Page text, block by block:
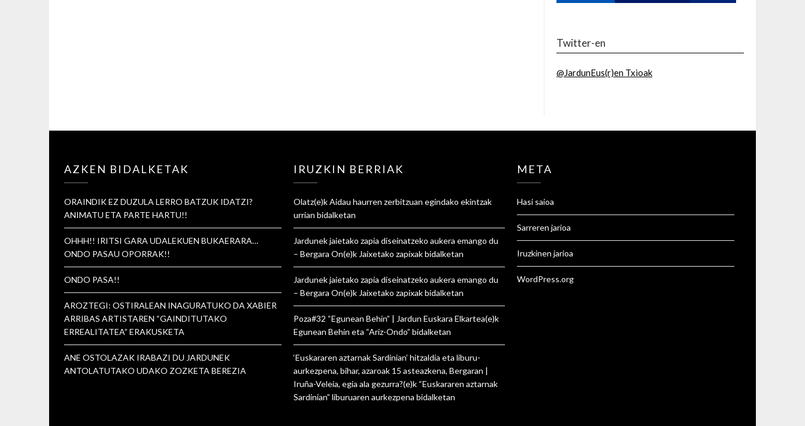
Twitter-en
@JardunEus(r)en Txioak
AZKEN BIDALKETAK
ORAINDIK EZ DUZULA LERRO BATZUK IDATZI?
ANIMATU ETA PARTE HARTU!!
OHHH!! IRITSI GARA UDALEKUEN BUKAERARA…
ONDO PASAU OPORRAK!!
ONDO PASA!!
AROZTEGI: OSTIRALEAN INAGURATUKO DA XABIER
ARRIBAS ARTISTAREN “GAINDITUTAKO
ERREALITATEA” ERAKUSKETA
ANE OSTOLAZAK IRABAZI DU JARDUNEK
ANTOLATUTAKO UDAKO ZOZKETA BEREZIA
IRUZKIN BERRIAK
Olatz(e)kAidau haurren zerbitzuan egindako ekintzak
urrian bidalketan
Jardunek jaietako zapia diseinatzeko aukera emango du
– Bergara On(e)k Jaixetako zapixakbidalketan
Jardunek jaietako zapia diseinatzeko aukera emango du
– Bergara On(e)k Jaixetako zapixakbidalketan
Poza#32 “Egunean Behin” | Jardun Euskara Elkartea(e)k
Egunean Behin eta “Ariz-Ondo” bidalketan
‘Euskararen aztarnak Sardinian’ hitzaldia eta liburu-
aurkezpena, bihar, azaroak 15 asteazkena, Bergaran |
Iruña-Veleia, egia ala gezurra?(e)k “Euskararen aztarnak
Sardinian” liburuaren aurkezpena bidalketan
META
Hasi saioa
Sarreren jarioa
Iruzkinen jarioa
WordPress.org